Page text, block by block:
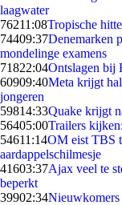
laagwater
76211:08Tropische
74409:37Denemarken
mondelinge examens
71822:04Ontslagen bij
60909:40Meta krijgt
jongeren
59814:33Quake krijgt
56405:00Trailers
54611:14OM eist TBS
aardappelschilmesje
41603:37Ajax veel te
beperkt
39902:34Nieuwkomers